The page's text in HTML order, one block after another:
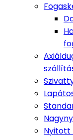
Nyitott